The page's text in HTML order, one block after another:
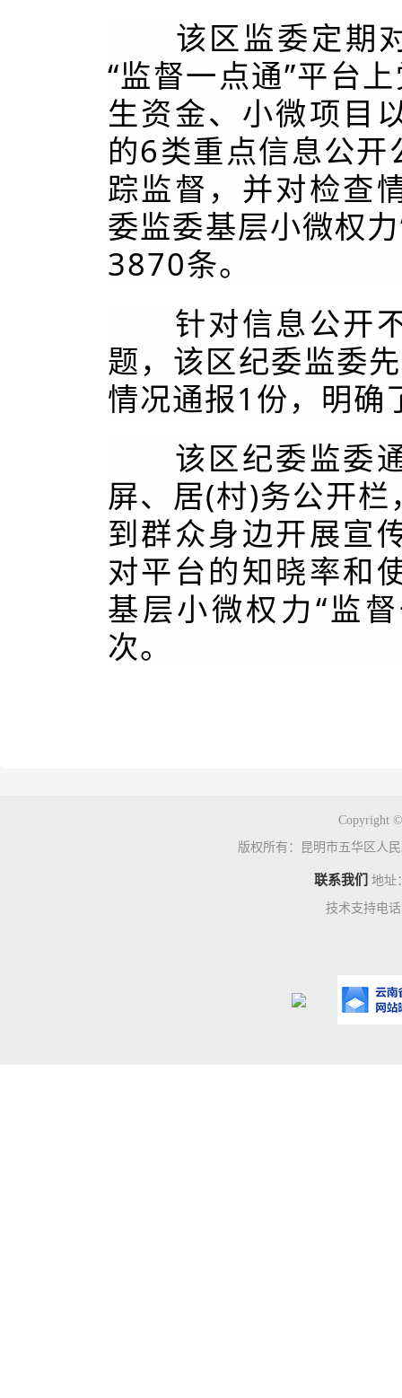
该区监委定期对
“监督一点通”平台
生资金、小微项目
的6类重点信息公
踪监督，并对检查
委监委基层小微权
3870条。
针对信息公开不
题，该区纪委监委
情况通报1份，明确
该区纪委监委通
屏、居(村)务公开
到群众身边开展宣
对平台的知晓率和
基层小微权力“监
次。
Copyright
版权所有：昆明市五华区人
联系我们 地址
技术支持电